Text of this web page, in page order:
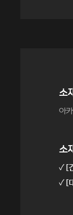
소
아
소
✓ [
✓ [